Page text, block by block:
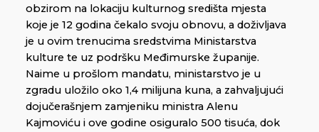
obzirom na lokaciju kulturnog središta mjesta
koje je 12 godina čekalo svoju obnovu, a doživljava
je u ovim trenucima sredstvima Ministarstva
kulture te uz podršku Međimurske županije.
Naime u prošlom mandatu, ministarstvo je u
zgradu uložilo oko 1,4 milijuna kuna, a zahvaljujući
dojučerašnjem zamjeniku ministra Alenu
Kajmoviću i ove godine osiguralo 500 tisuća, dok